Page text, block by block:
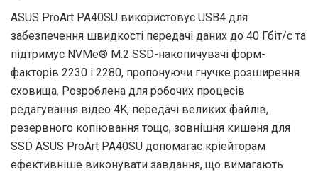
ASUS ProArt PA40SU використовує USB4 для
забезпечення швидкості передачі даних до 40 Гбіт/с та
підтримує NVMe® M.2 SSD-накопичувачі форм-
факторів 2230 і 2280, пропонуючи гнучке розширення
сховища. Розроблена для робочих процесів
редагування відео 4K, передачі великих файлів,
резервного копіювання тощо, зовнішня кишеня для
SSD ASUS ProArt PA40SU допомагає кріейторам
ефективніше виконувати завдання, що вимагають